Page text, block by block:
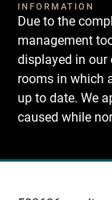
INFORMATION
Due to the
management
displayed in our
rooms in which
up to date. We
caused while
Recherche